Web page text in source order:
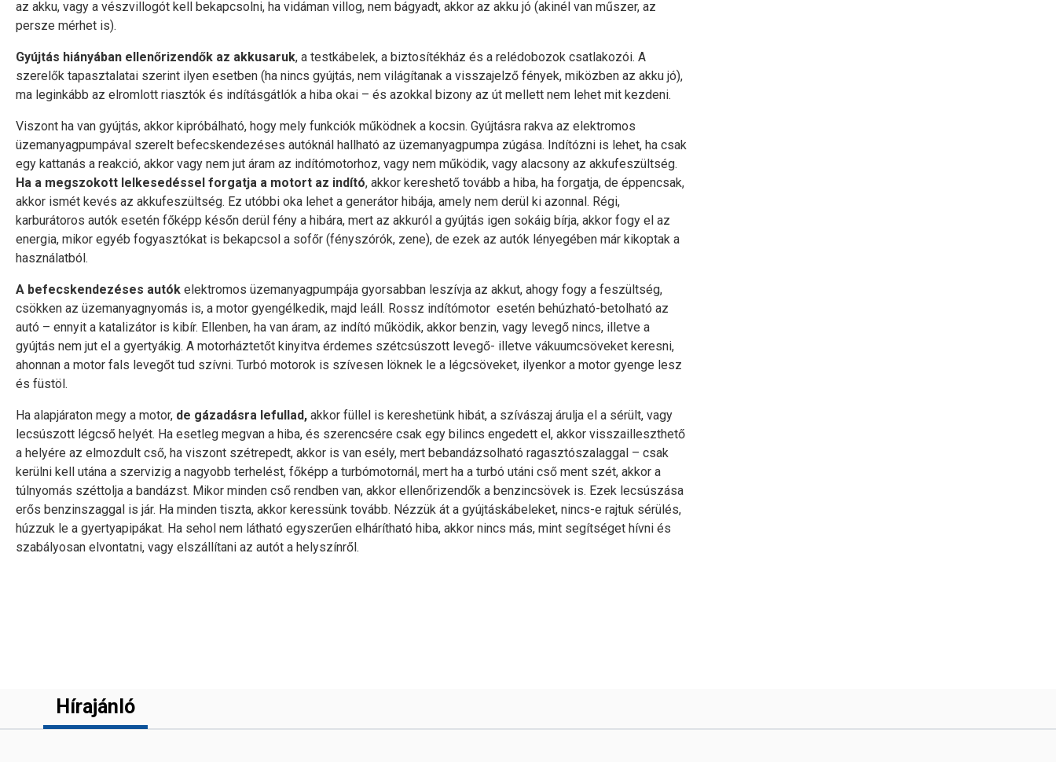
az akku, vagy a vészvillogót kell bekapcsolni, ha vidáman villog, nem bágyadt, akkor az akku jó (akinél van műszer, az
persze mérhet is).
Gyújtás hiányában ellenőrizendők az akkusaruk, a testkábelek, a biztosítékház és a relédobozok csatlakozói. A
szerelők tapasztalatai szerint ilyen esetben (ha nincs gyújtás, nem világítanak a visszajelző fények, miközben az akku jó),
ma leginkább az elromlott riasztók és indításgátlók a hiba okai – és azokkal bizony az út mellett nem lehet mit kezdeni.
Viszont ha van gyújtás, akkor kipróbálható, hogy mely funkciók működnek a kocsin. Gyújtásra rakva az elektromos
üzemanyagpumpával szerelt befecskendezéses autóknál hallható az üzemanyagpumpa zúgása. Indítózni is lehet, ha csak
egy kattanás a reakció, akkor vagy nem jut áram az indítómotorhoz, vagy nem működik, vagy alacsony az akkufeszültség.
Ha a megszokott lelkesedéssel forgatja a motort az indító, akkor kereshető tovább a hiba, ha forgatja, de éppencsak,
akkor ismét kevés az akkufeszültség. Ez utóbbi oka lehet a generátor hibája, amely nem derül ki azonnal. Régi,
karburátoros autók esetén főképp későn derül fény a hibára, mert az akkuról a gyújtás igen sokáig bírja, akkor fogy el az
energia, mikor egyéb fogyasztókat is bekapcsol a sofőr (fényszórók, zene), de ezek az autók lényegében már kikoptak a
használatból.
A befecskendezéses autók elektromos üzemanyagpumpája gyorsabban leszívja az akkut, ahogy fogy a feszültség,
csökken az üzemanyagnyomás is, a motor gyengélkedik, majd leáll. Rossz indítómotor esetén behúzható-betolható az
autó – ennyit a katalizátor is kibír. Ellenben, ha van áram, az indító működik, akkor benzin, vagy levegő nincs, illetve a
gyújtás nem jut el a gyertyákig. A motorháztetőt kinyitva érdemes szétcsúszott levegő- illetve vákuumcsöveket keresni,
ahonnan a motor fals levegőt tud szívni. Turbó motorok is szívesen löknek le a légcsöveket, ilyenkor a motor gyenge lesz
és füstöl.
Ha alapjáraton megy a motor, de gázadásra lefullad, akkor füllel is kereshetünk hibát, a szívászaj árulja el a sérült, vagy
lecsúszott légcső helyét. Ha esetleg megvan a hiba, és szerencsére csak egy bilincs engedett el, akkor visszailleszthető
a helyére az elmozdult cső, ha viszont szétrepedt, akkor is van esély, mert bebandázsolható ragasztószalaggal – csak
kerülni kell utána a szervizig a nagyobb terhelést, főképp a turbómotornál, mert ha a turbó utáni cső ment szét, akkor a
túlnyomás széttolja a bandázst. Mikor minden cső rendben van, akkor ellenőrizendők a benzincsövek is. Ezek lecsúszása
erős benzinszaggal is jár. Ha minden tiszta, akkor keressünk tovább. Nézzük át a gyújtáskábeleket, nincs-e rajtuk sérülés,
húzzuk le a gyertyapipákat. Ha sehol nem látható egyszerűen elhárítható hiba, akkor nincs más, mint segítséget hívni és
szabályosan elvontatni, vagy elszállítani az autót a helyszínről.
Hírajánló